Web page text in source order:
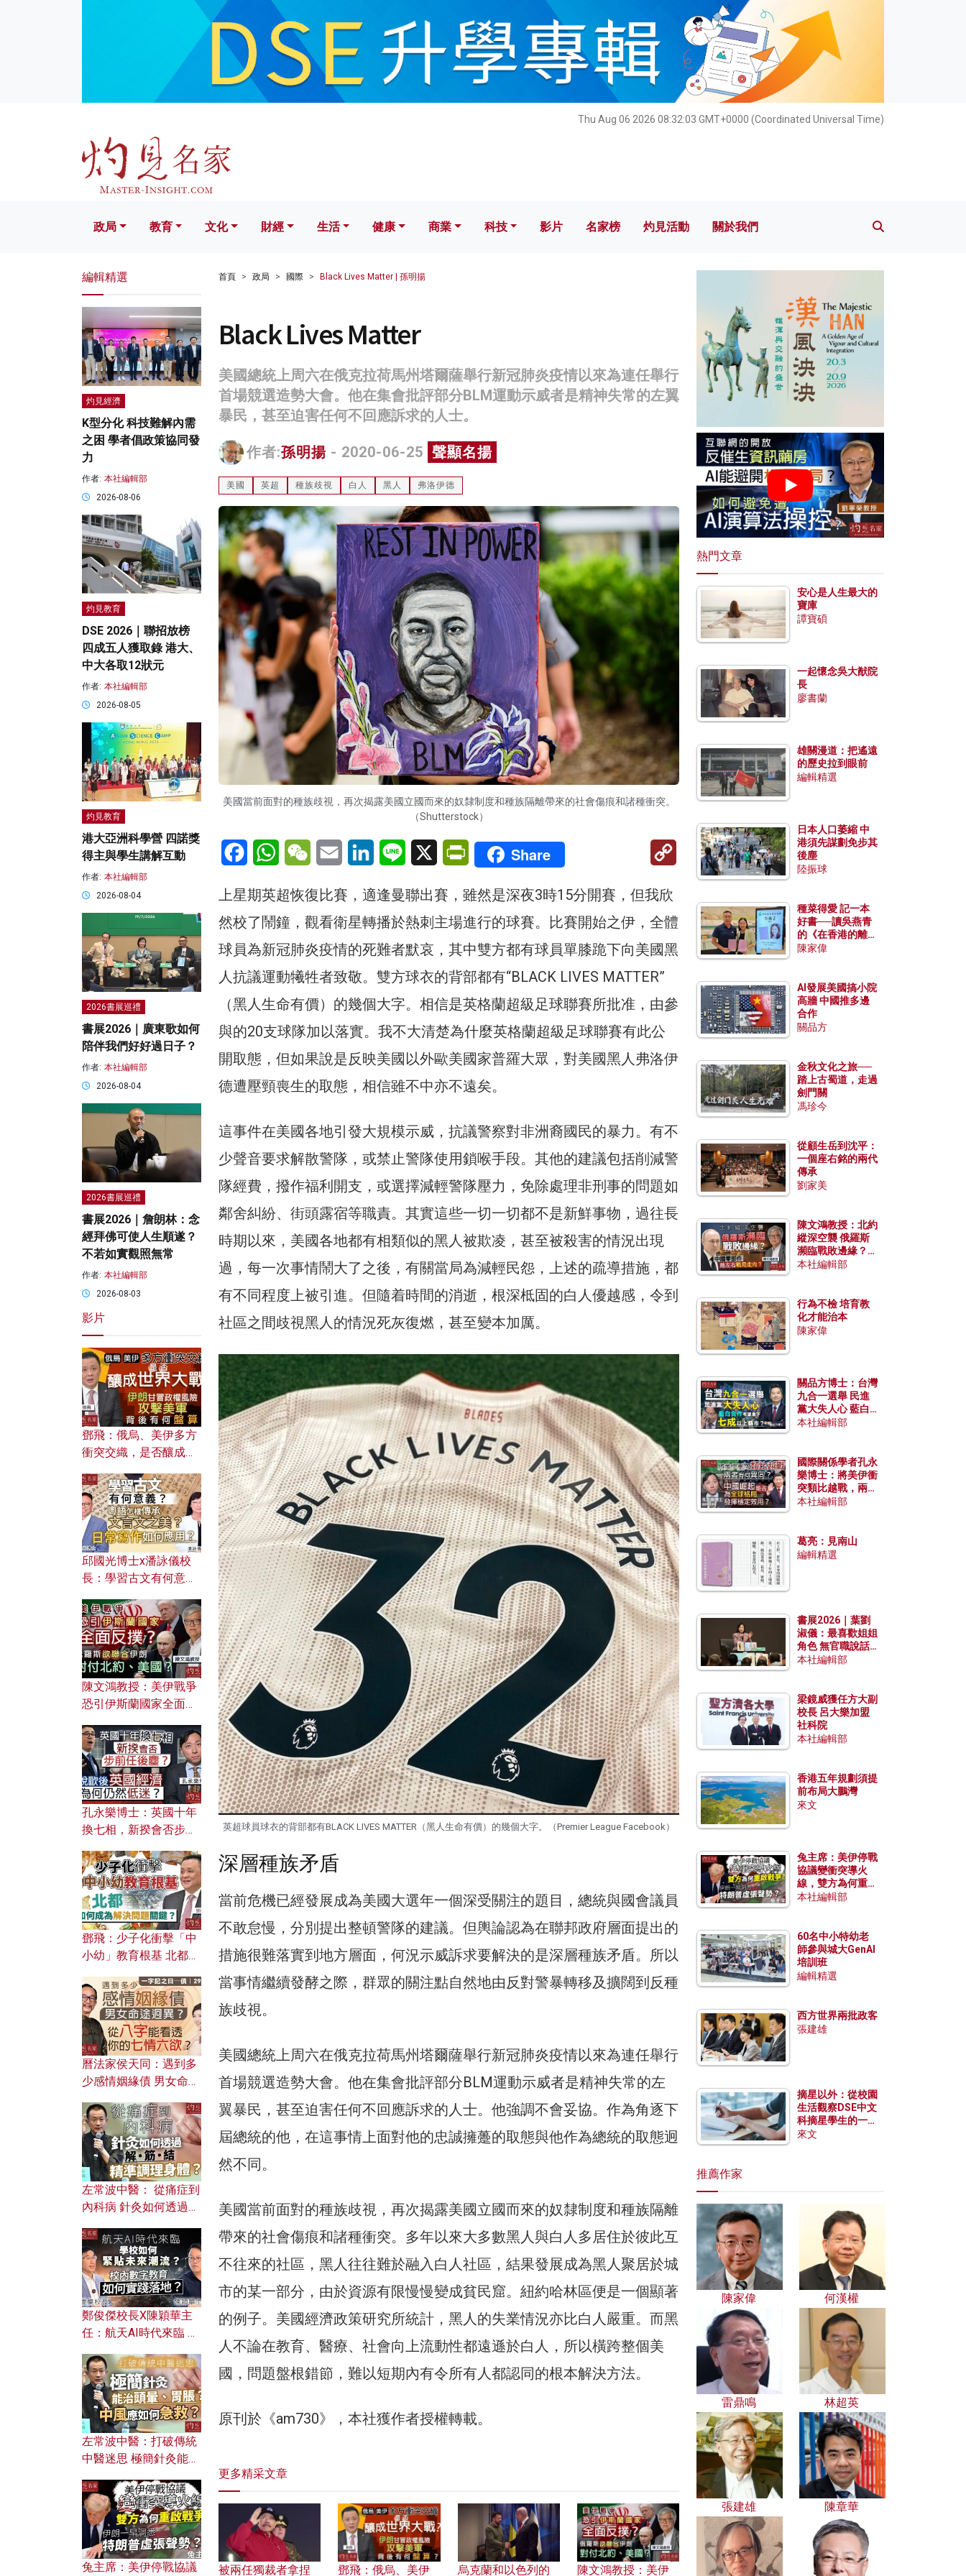
Thu Aug 06 2026 08:32:05 GMT+0000 (Coordinated Universal Time)
文化 財經 生活 健康 科技 影片 名家榜 灼見活動 關於我們
政局 教育 文化 財經 生活 健康 商業 科技 影片 名家榜 灼見活動 關於我們
首頁 政局 國際 Black Lives Matter | 孫明揚
Black Lives Matter
美國總統上周六在俄克拉荷馬州塔爾薩舉行新冠肺炎疫情以來為連任舉行
首場競選造勢大會。他在集會批評部分BLM運動示威者是精神失常的左翼
暴民，甚至迫害任何不回應訴求的人士。
作者:孫明揚 - 2020-06-25 聲顯名揚
美國 英超 種族歧視 白人 黑人 弗洛伊德
美國當前面對的種族歧視，再次揭露美國立國而來的奴隸制度和種族隔離帶來的社會傷痕和諸種衝突。
（Shutterstock）
FacebookWhatsAppWeChatEmail LinkedInLine X PrintFriendly
Share
Copy
上星期英超恢復比賽，適逢曼聯出賽，雖然是深夜3時15分開賽，但我欣
然校了鬧鐘，觀看衛星轉播於熱刺主場進行的球賽。比賽開始之伊，全體
球員為新冠肺炎疫情的死難者默哀，其中雙方都有球員單膝跪下向美國黑
人抗議運動犧牲者致敬。雙方球衣的背部都有“BLACK LIVES MATTER”
（黑人生命有價）的幾個大字。相信是英格蘭超級足球聯賽所批准，由參
與的20支球隊加以落實。我不大清楚為什麼英格蘭超級足球聯賽有此公
開取態，但如果說是反映美國以外歐美國家普羅大眾，對美國黑人弗洛伊
德遭壓頸喪生的取態，相信雖不中亦不遠矣。
這事件在美國各地引發大規模示威，抗議警察對非洲裔國民的暴力。有不
少聲音要求解散警隊，或禁止警隊使用鎖喉手段。其他的建議包括削減警
隊經費，撥作福利開支，或選擇減輕警隊壓力，免除處理非刑事的問題如
鄰舍糾紛、街頭露宿等職責。其實這些一切一切都不是新鮮事物，過往長
時期以來，美國各地都有相類似的黑人被欺凌，甚至被殺害的情況出現
過，每一次事情鬧大了之後，有關當局為減輕民怨，上述的疏導措施，都
有不同程度上被引進。但隨着時間的消逝，根深柢固的白人優越感，令到
社區之間歧視黑人的情況死灰復燃，甚至變本加厲。
英超球員球衣的背部都有BLACK LIVES MATTER（黑人生命有價）的幾個大字。（Premier League Facebook）
深層種族矛盾
當前危機已經發展成為美國大選年一個深受關注的題目，總統與國會議員
不敢怠慢，分別提出整頓警隊的建議。但輿論認為在聯邦政府層面提出的
措施很難落實到地方層面，何況示威訴求要解決的是深層種族矛盾。所以
當事情繼續發酵之際，群眾的關注點自然地由反對警暴轉移及擴闊到反種
族歧視。
美國總統上周六在俄克拉荷馬州塔爾薩舉行新冠肺炎疫情以來為連任舉行
首場競選造勢大會。他在集會批評部分BLM運動示威者是精神失常的左
翼暴民，甚至迫害任何不回應訴求的人士。他強調不會妥協。作為角逐下
屆總統的他，在這事情上面對他的忠誠擁躉的取態與他作為總統的取態迥
然不同。
美國當前面對的種族歧視，再次揭露美國立國而來的奴隸制度和種族隔離
帶來的社會傷痕和諸種衝突。多年以來大多數黑人與白人多居住於彼此互
不往來的社區，黑人往往難於融入白人社區，結果發展成為黑人聚居於城
市的某一部分，由於資源有限慢慢變成貧民窟。紐約哈林區便是一個顯著
的例子。美國經濟政策研究所統計，黑人的失業情況亦比白人嚴重。而黑
人不論在教育、醫療、社會向上流動性都遠遜於白人，所以橫跨整個美
國，問題盤根錯節，難以短期內有令所有人都認同的根本解決方法。
原刊於《am730》，本社獲作者授權轉載。
更多精采文章
被兩任獨裁者拿捏 鄧飛：俄烏、美伊 烏克蘭和以色列的 陳文鴻教授：美伊
編輯精選
灼見經濟
K型分化 科技難解內需
之困 學者倡政策協同發
力
作者: 本社編輯部
2026-08-06
灼見教育
DSE 2026｜聯招放榜
四成五人獲取錄 港大、
中大各取12狀元
作者: 本社編輯部
2026-08-05
灼見教育
港大亞洲科學營 四諾獎
得主與學生講解互動
作者: 本社編輯部
2026-08-04
2026書展巡禮
書展2026｜廣東歌如何
陪伴我們好好過日子？
作者: 本社編輯部
2026-08-04
2026書展巡禮
書展2026｜詹朗林：念
經拜佛可使人生順遂？
不若如實觀照無常
作者: 本社編輯部
2026-08-03
影片
鄧飛：俄烏、美伊多方
衝突交織，是否釀成世
風險攻擊美軍，背後有
何盤算？
邱國光博士x潘詠儀校
長：學習古文有何意
文之美？ 日常寫作如何
應用？
陳文鴻教授：美伊戰爭
恐引伊斯蘭國家全面反
對付北約美國？
孔永樂博士：英國十年
換七相，新揆會否步前
濟為何仍然低迷？
鄧飛：少子化衝擊「中
小幼」教育根基 北都如
曆法家侯天同：遇到多
少感情姻緣債 男女命途
的七情六欲？
左常波中醫： 從痛症到
內科病 針灸如何透過解
鄭俊傑校長X陳穎華主
任：航天AI時代來臨 學
校內數字教育如何實踐
落地？
左常波中醫：打破傳統
中醫迷思 極簡針灸能治
何急救？
兔主席：美伊停戰協議
熱門文章
安心是人生最大的
寶庫
譚寶碩
一起懷念吳大猷院
長
廖書蘭
雄關漫道：把遙遠
的歷史拉到眼前
編輯精選
日本人口萎縮 中
港須先謀劃免步其
後塵
陸振球
種菜得愛 記一本
好書──讀吳燕青
的《在香港的離島
種菜》
陳家偉
AI發展美國搞小院
高牆 中國推多邊
合作
關品方
金秋文化之旅──
踏上古蜀道，走過
劍門關
馮珍今
從顧生岳到沈平：
一個座右銘的兩代
傳承
劉家美
陳文鴻教授：北約
縱深空襲 俄羅斯
瀕臨戰敗邊緣？中
國零部件能左右戰
本社編輯部
行為不檢 培育教
化才能治本
陳家偉
關品方博士：台灣
九合一選舉 民進
黨大失人心 藍白
合作有望拿下七成
本社編輯部
國際關係學者孔永
樂博士：將美伊衝
突類比越戰，兩者
有何異同？中國崛
本社編輯部
葛亮：見南山
編輯精選
書展2026｜葉劉
淑儀：最喜歡姐姐
角色 無官職說話
包袱少
本社編輯部
梁鏡威獲任方大副
校長 呂大樂加盟
社科院
本社編輯部
香港五年規劃須提
前布局大鵬灣
來文
兔主席：美伊停戰
協議變衝突導火
線，雙方為何重啟
戰爭？伊朗一早洞
本社編輯部
60名中小特幼老
師參與城大GenAI
培訓班
編輯精選
西方世界兩批政客
張建雄
摘星以外：從校園
生活觀察DSE中文
科摘星學生的一點
特質
來文
推薦作家
陳家偉 何漢權
雷鼎鳴 林超英
張建雄 陳章華